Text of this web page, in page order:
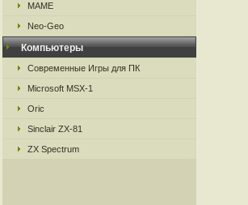
MAME
Neo-Geo
Компьютеры
Современные Игры для ПК
Microsoft MSX-1
Oric
Sinclair ZX-81
ZX Spectrum